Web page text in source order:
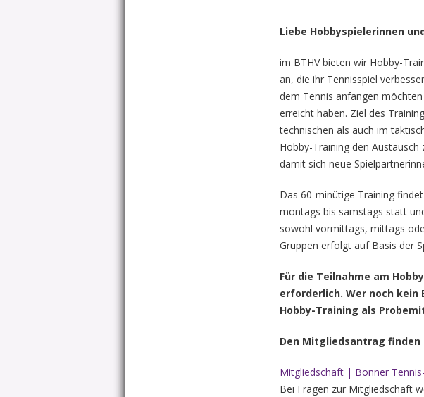
Liebe Hobbyspielerinnen
im BTHV bieten wir Hobby-
an, die ihr Tennisspiel
dem Tennis anfangen
erreicht haben. Ziel des
technischen als auch im
Hobby-Training den
damit sich neue
Das 60-minütige Training
montags bis samstags statt
sowohl vormittags, mittags
Gruppen erfolgt auf Basis der
Für die Teilnahme am
erforderlich. Wer noch kein
Hobby-Training als
Den Mitgliedsantrag finden
Mitgliedschaft | Bonner
Bei Fragen zur Mitgliedschaft